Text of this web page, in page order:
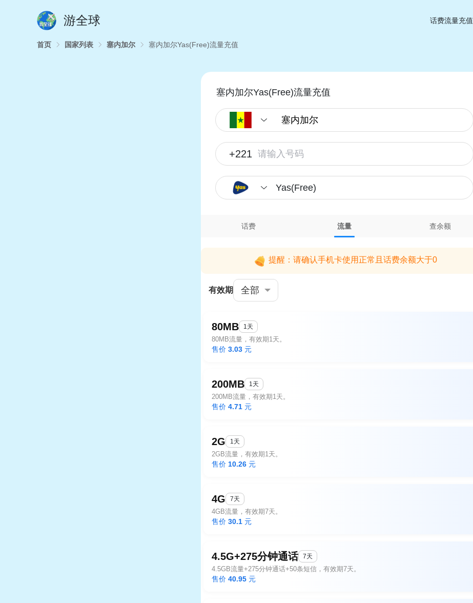
游全球 话费流量充值
首页 国家列表 塞内加尔 塞内加尔Yas(Free)流量充值
塞内加尔Yas(Free)流量充值
+221
Yas(Free)
话费 流量 查余额
提醒：请确认手机卡使用正常且话费余额大于0
有效期 全部
80MB 1天
80MB流量，有效期1天。
售价 3.03 元
200MB 1天
200MB流量，有效期1天。
售价 4.71 元
2G 1天
2GB流量，有效期1天。
售价 10.26 元
4G 7天
4GB流量，有效期7天。
售价 30.1 元
4.5G+275分钟通话 7天
4.5GB流量+275分钟通话+50条短信，有效期7天。
售价 40.95 元